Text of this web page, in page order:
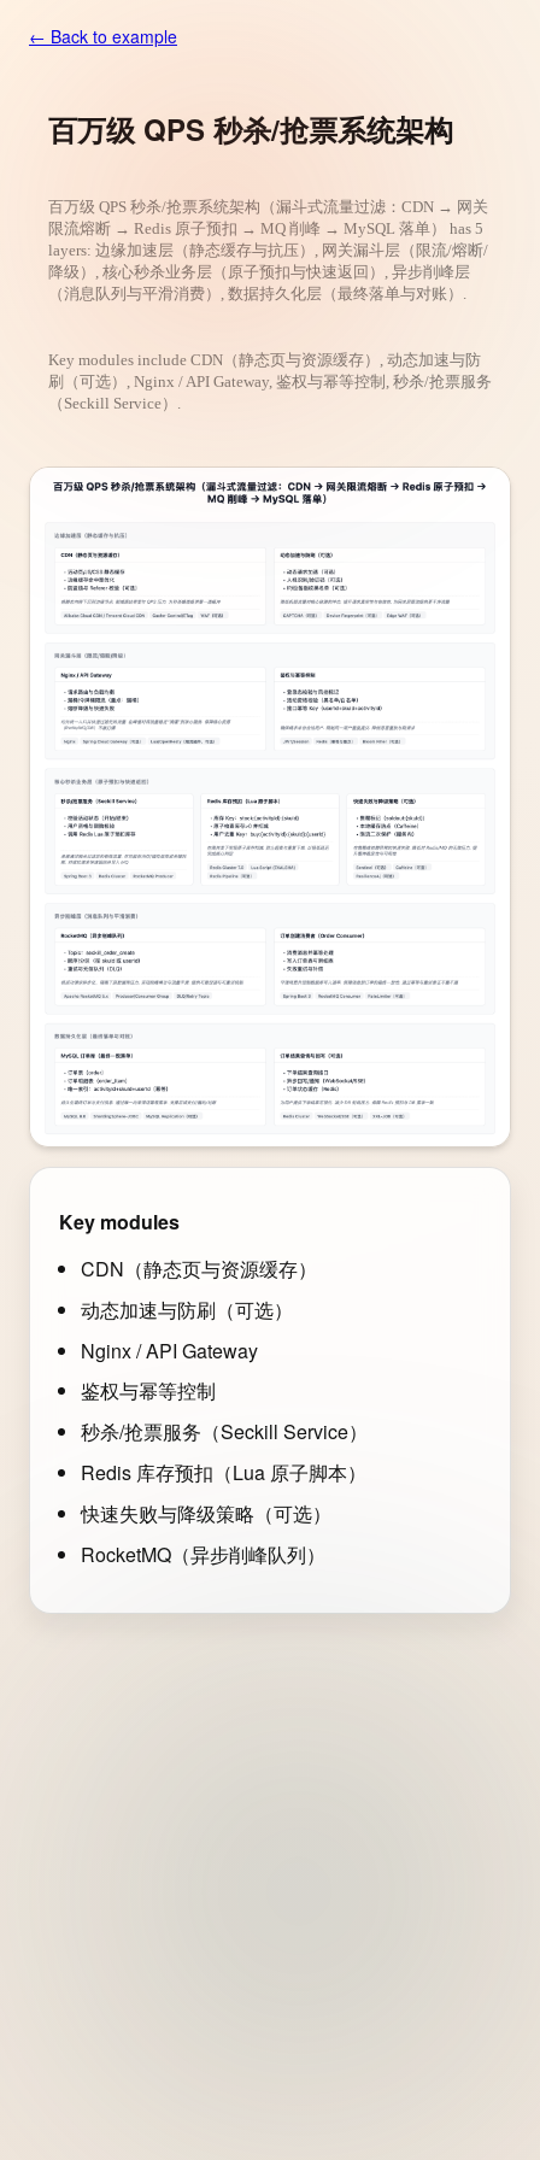
← Back to example
百万级 QPS 秒杀/抢票系统架构
百万级 QPS 秒杀/抢票系统架构（漏斗式流量过滤：CDN → 网关
限流熔断 → Redis 原子预扣 → MQ 削峰 → MySQL 落单） has 5
layers: 边缘加速层（静态缓存与抗压）, 网关漏斗层（限流/熔断/
降级）, 核心秒杀业务层（原子预扣与快速返回）, 异步削峰层
（消息队列与平滑消费）, 数据持久化层（最终落单与对账）.
Key modules include CDN（静态页与资源缓存）, 动态加速与防
刷（可选）, Nginx / API Gateway, 鉴权与幂等控制, 秒杀/抢票服务
（Seckill Service）.
Key modules
CDN（静态页与资源缓存）
动态加速与防刷（可选）
Nginx / API Gateway
鉴权与幂等控制
秒杀/抢票服务（Seckill Service）
Redis 库存预扣（Lua 原子脚本）
快速失败与降级策略（可选）
RocketMQ（异步削峰队列）